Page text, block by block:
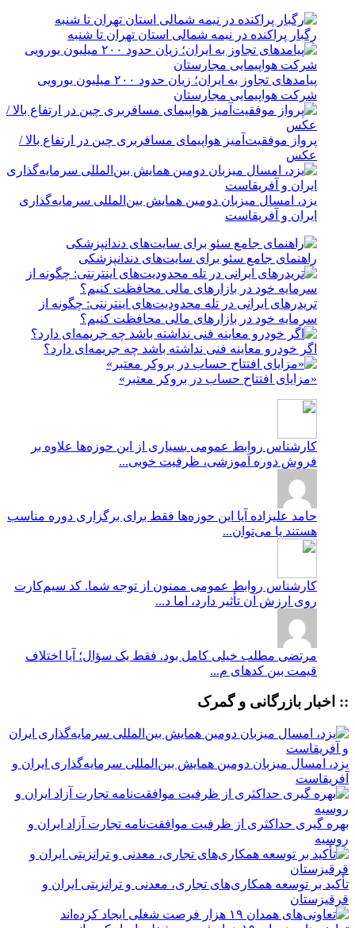
رگبار پراکنده در نیمه شمالی استان تهران تا شنبه
پیامدهای تجاوز به ایران؛ زیان حدود ۲۰۰ میلیون یورویی
شرکت هواپیمایی مجارستان
پرواز موفقیت‌آمیز هواپیمای مسافربری چین در ارتفاع بالا /
عکس
یزد، امسال میزبان دومین همایش بین‌المللی سرمایه‌گذاری
ایران و آفریقاست
راهنمای جامع سئو برای سایت‌های دندانپزشکی
تریدرهای ایرانی در تله محدودیت‌های اینترنتی: چگونه از
سرمایه خود در بازارهای مالی محافظت کنیم؟
اگر خودرو معاینه فنی نداشته باشد چه جریمه‌ای دارد؟
«مزایای افتتاح حساب در بروکر معتبر»
کارشناس روابط عمومی بسیاری از این حوزه‌ها علاوه بر
فروش دوره آموزشی، ظرفیت خوبی...
حامد علیزاده آیا این حوزه‌ها فقط برای برگزاری دوره مناسب
هستند یا می‌توان...
کارشناس روابط عمومی ممنون از توجه شما. کد سیم‌کارت
روی ارزش آن تأثیر دارد، اما د...
مرتضی مطلب خیلی کامل بود. فقط یک سؤال؛ آیا اختلاف
قیمت بین کدهای م...
:: اخبار بازرگانی و گمرک
یزد، امسال میزبان دومین همایش بین‌المللی سرمایه‌گذاری ایران و
آفریقاست
بهره گیری حداکثری از ظرفیت موافقت‌نامه تجارت آزاد ایران و
روسیه
تأکید بر توسعه همکاری‌های تجاری، معدنی و ترانزیتی ایران و
قرقیزستان